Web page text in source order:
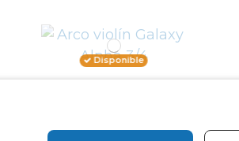
Disponible
60,10 €